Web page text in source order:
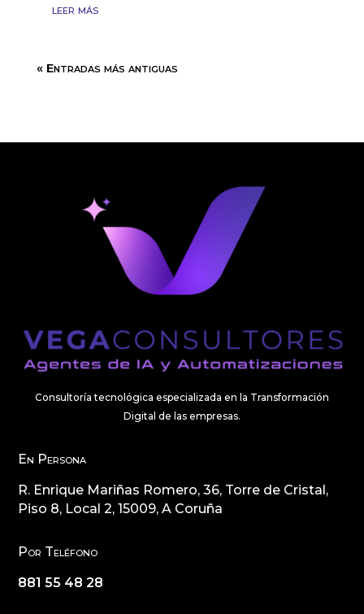
leer más
« Entradas más antiguas
Consultoría tecnológica especializada en la Transformación
Digital de las empresas.
En Persona
R. Enrique Mariñas Romero, 36, Torre de Cristal,
Piso 8, Local 2, 15009, A Coruña
Por Teléfono
881 55 48 28